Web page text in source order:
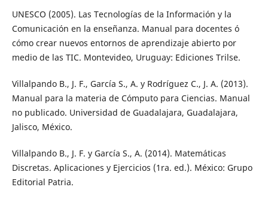
UNESCO (2005). Las Tecnologías de la Información y la
Comunicación en la enseñanza. Manual para docentes ó
cómo crear nuevos entornos de aprendizaje abierto por
medio de las TIC. Montevideo, Uruguay: Ediciones Trilse.
Villalpando B., J. F., García S., A. y Rodríguez C., J. A. (2013).
Manual para la materia de Cómputo para Ciencias. Manual
no publicado. Universidad de Guadalajara, Guadalajara,
Jalisco, México.
Villalpando B., J. F. y García S., A. (2014). Matemáticas
Discretas. Aplicaciones y Ejercicios (1ra. ed.). México: Grupo
Editorial Patria.